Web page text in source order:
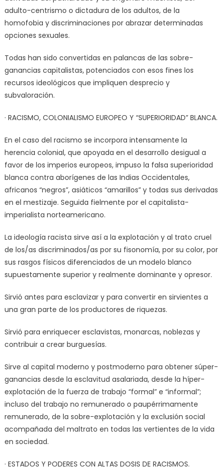
adulto-centrismo o dictadura de los adultos, de la
homofobia y discriminaciones por abrazar determinadas
opciones sexuales.
Todas han sido convertidas en palancas de las sobre-
ganancias capitalistas, potenciados con esos fines los
recursos ideológicos que impliquen desprecio y
subvaloración.
· RACISMO, COLONIALISMO EUROPEO Y “SUPERIORIDAD” BLANCA.
En el caso del racismo se incorpora intensamente la
herencia colonial, que apoyada en el desarrollo desigual a
favor de los imperios europeos, impuso la falsa superioridad
blanca contra aborígenes de las Indias Occidentales,
africanos “negros”, asiáticos “amarillos” y todas sus derivadas
en el mestizaje. Seguida fielmente por el capitalista-
imperialista norteamericano.
La ideología racista sirve así a la explotación y al trato cruel
de los/as discriminados/as por su fisonomía, por su color, por
sus rasgos físicos diferenciados de un modelo blanco
supuestamente superior y realmente dominante y opresor.
Sirvió antes para esclavizar y para convertir en sirvientes a
una gran parte de los productores de riquezas.
Sirvió para enriquecer esclavistas, monarcas, noblezas y
contribuir a crear burguesías.
Sirve al capital moderno y postmoderno para obtener súper-
ganancias desde la esclavitud asalariada, desde la híper-
explotación de la fuerza de trabajo “formal” e “informal”;
incluso del trabajo no remunerado o paupérrimamente
remunerado, de la sobre-explotación y la exclusión social
acompañada del maltrato en todas las vertientes de la vida
en sociedad.
· ESTADOS Y PODERES CON ALTAS DOSIS DE RACISMOS.